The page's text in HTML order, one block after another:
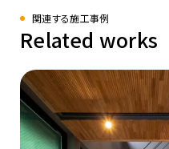
関連する施工事例
Related works